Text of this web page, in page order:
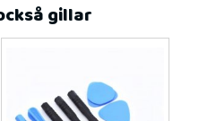
gillar